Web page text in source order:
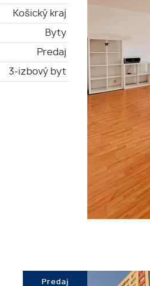
Košický kraj
Byty
Predaj
3-izbový byt
Predaj